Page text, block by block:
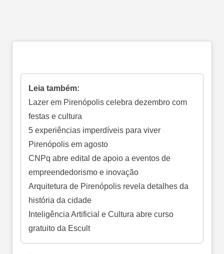
Leia também:
Lazer em Pirenópolis celebra dezembro com
festas e cultura
5 experiências imperdíveis para viver
Pirenópolis em agosto
CNPq abre edital de apoio a eventos de
empreendedorismo e inovação
Arquitetura de Pirenópolis revela detalhes da
história da cidade
Inteligência Artificial e Cultura abre curso
gratuito da Escult